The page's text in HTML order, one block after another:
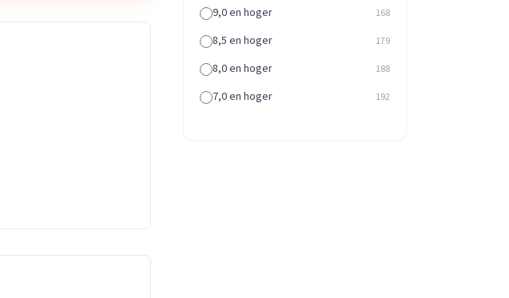
9,0 en hoger
168
8,5 en hoger 179
8,0 en hoger 188
7,0 en hoger 192